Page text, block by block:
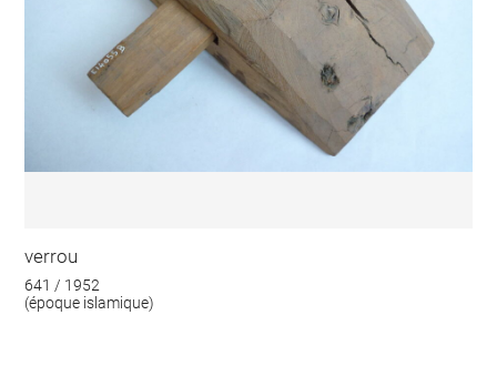
verrou
641 / 1952
(époque islamique)